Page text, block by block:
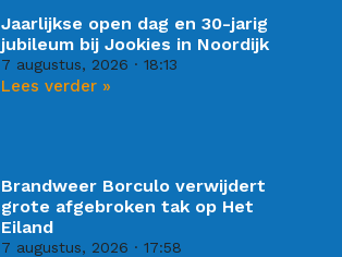
Jaarlijkse open dag en 30-jarig
jubileum bij Jookies in Noordijk
7 augustus, 2026 18:13
Lees verder »
Brandweer Borculo verwijdert
grote afgebroken tak op Het
Eiland
7 augustus, 2026 17:58